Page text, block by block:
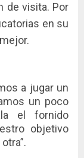
de visita. Por
en su
a jugar un
un poco
el fornido
objetivo